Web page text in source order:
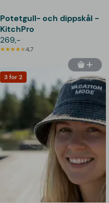
Potetgull- och dippskål -
KitchPro
269,-
4,7
3 for 2